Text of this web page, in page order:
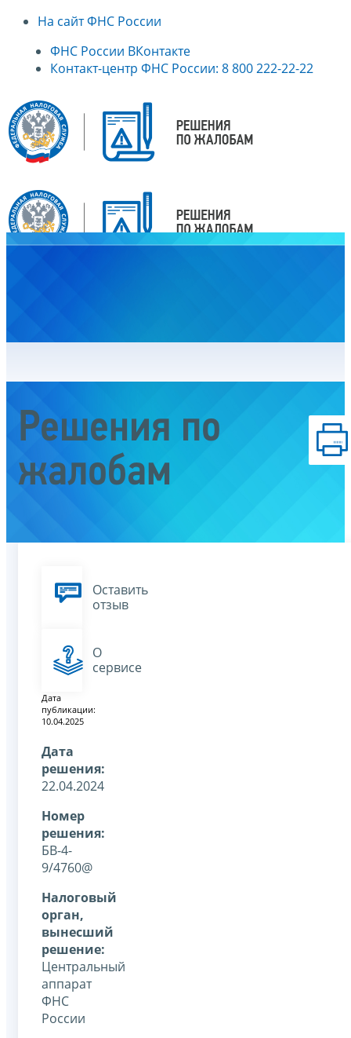
На сайт ФНС России
ФНС России ВКонтакте
Контакт-центр ФНС России: 8 800 222-22-22
Решения по
жалобам
Оставить
отзыв
О
сервисе
Дата
публикации:
10.04.2025
Дата
решения:
22.04.2024
Номер
решения:
БВ-4-
9/4760@
Налоговый
орган,
вынесший
решение:
Центральный
аппарат
ФНС
России